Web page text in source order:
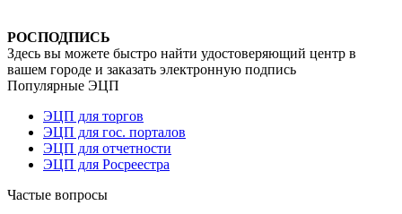
РОСПОДПИСЬ
Здесь вы можете быстро найти удостоверяющий центр в
вашем городе и заказать электронную подпись
Популярные ЭЦП
ЭЦП для торгов
ЭЦП для гос. порталов
ЭЦП для отчетности
ЭЦП для Росреестра
Частые вопросы